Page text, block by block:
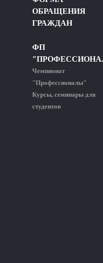
ОБРАЩЕНИЯ
ГРАЖДАН
ФП
Чемпионат
"Профессионалы"
Курсы, семинары для
студентов